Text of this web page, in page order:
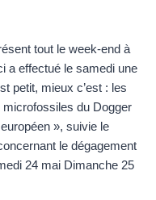
tout le week-end à
a effectué le samedi une
petit, mieux c’est : les
du Dogger
», suivie le
le dégagement
24 mai Dimanche 25